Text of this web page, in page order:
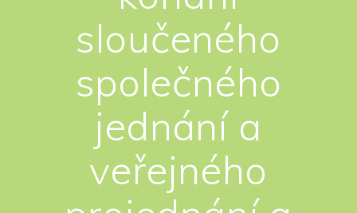
sloučeného
společného
jednání a
veřejného